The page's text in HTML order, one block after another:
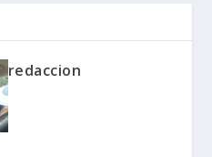
redaccion